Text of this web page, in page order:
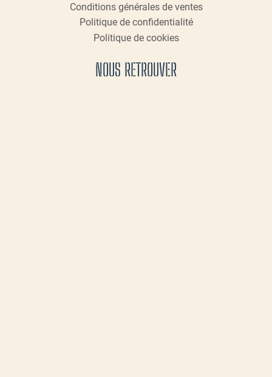
Conditions générales de ventes
Politique de confidentialité
Politique de cookies
NOUS RETROUVER